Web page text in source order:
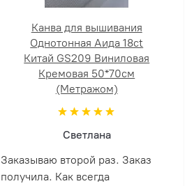
Канва для вышивания
Однотонная Аида 18ct
Китай GS209 Виниловая
Кремовая 50*70см
(Метражом)
Светлана
Заказываю второй раз. Заказ
получила. Как всегда